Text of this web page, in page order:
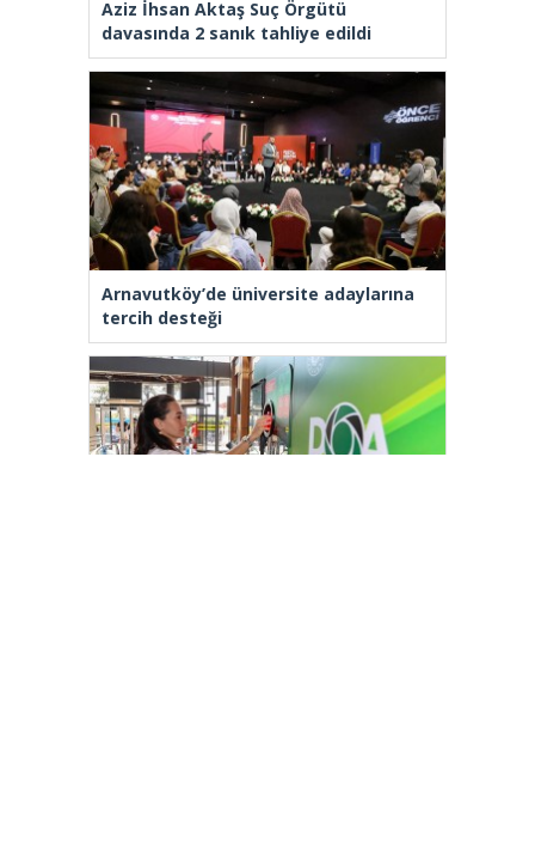
Aziz İhsan Aktaş Suç Örgütü
davasında 2 sanık tahliye edildi
Arnavutköy’de üniversite adaylarına
tercih desteği